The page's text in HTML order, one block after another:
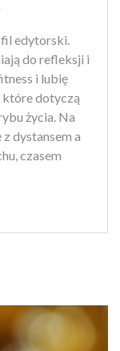
edytorski.
do refleksji i
i lubię
które dotyczą
życia. Na
dystansem a
czasem